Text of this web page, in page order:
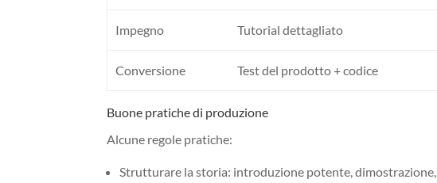
Impegno Tutorial dettagliato
Conversione Test del prodotto + codice
Buone pratiche di produzione
Alcune regole pratiche:
Strutturare la storia: introduzione potente, dimostrazione,